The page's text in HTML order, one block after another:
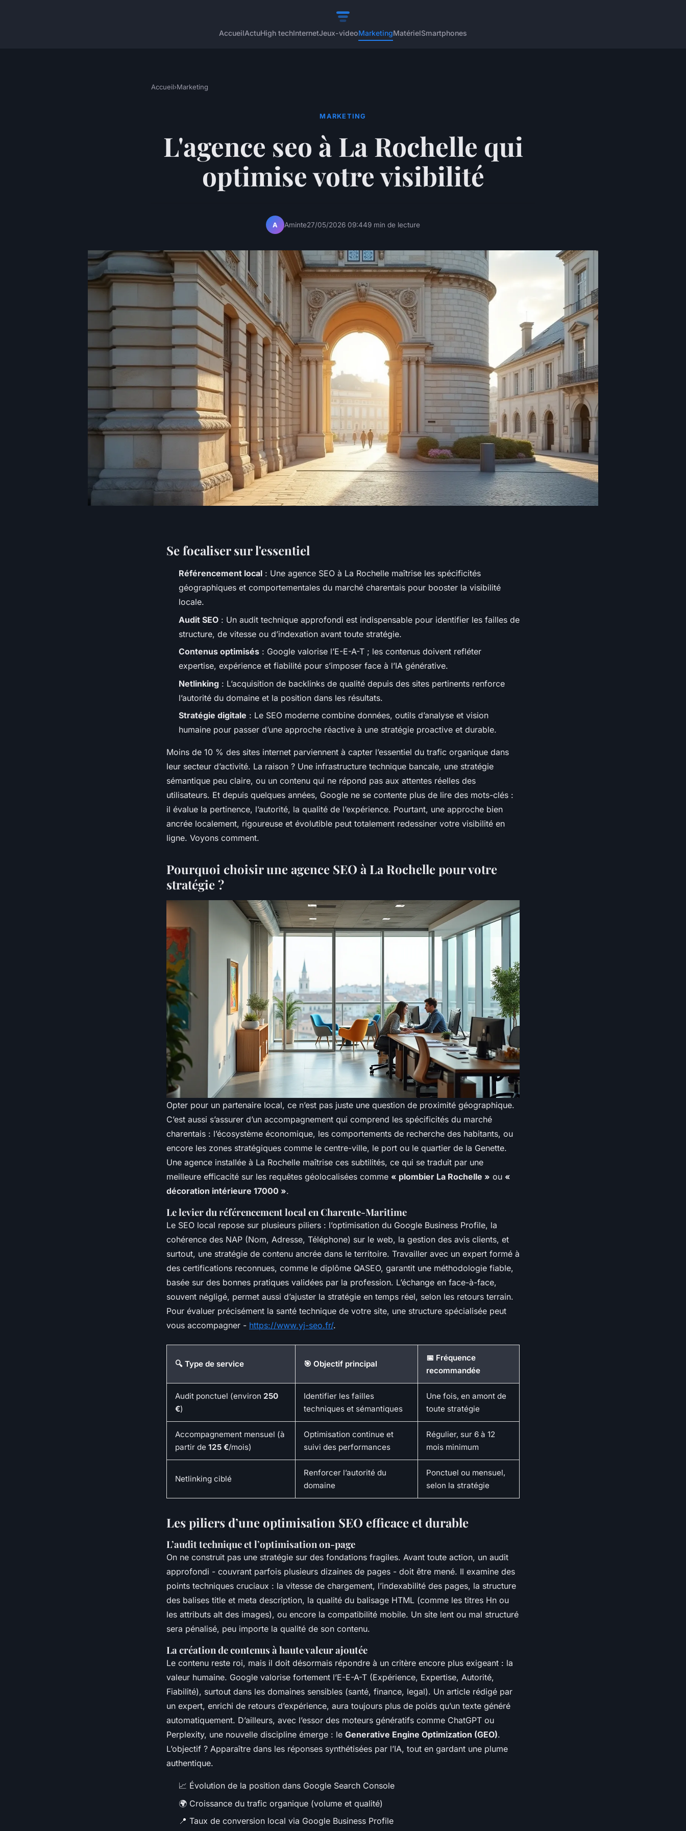
AccueilActuHigh techInternetJeux-videoMarketingMatérielSmartphones
Accueil›Marketing
MARKETING
L'agence seo à La Rochelle qui
optimise votre visibilité
A Aminte27/05/2026 09:449 min de lecture
Se focaliser sur l'essentiel
Référencement local : Une agence SEO à La Rochelle maîtrise les spécificités
géographiques et comportementales du marché charentais pour booster la visibilité
locale.
Audit SEO : Un audit technique approfondi est indispensable pour identifier les failles de
structure, de vitesse ou d’indexation avant toute stratégie.
Contenus optimisés : Google valorise l’E-E-A-T ; les contenus doivent refléter
expertise, expérience et fiabilité pour s’imposer face à l’IA générative.
Netlinking : L’acquisition de backlinks de qualité depuis des sites pertinents renforce
l’autorité du domaine et la position dans les résultats.
Stratégie digitale : Le SEO moderne combine données, outils d’analyse et vision
humaine pour passer d’une approche réactive à une stratégie proactive et durable.
Moins de 10 % des sites internet parviennent à capter l’essentiel du trafic organique dans
leur secteur d’activité. La raison ? Une infrastructure technique bancale, une stratégie
sémantique peu claire, ou un contenu qui ne répond pas aux attentes réelles des
utilisateurs. Et depuis quelques années, Google ne se contente plus de lire des mots-clés :
il évalue la pertinence, l’autorité, la qualité de l’expérience. Pourtant, une approche bien
ancrée localement, rigoureuse et évolutible peut totalement redessiner votre visibilité en
ligne. Voyons comment.
Pourquoi choisir une agence SEO à La Rochelle pour votre
stratégie ?
Opter pour un partenaire local, ce n’est pas juste une question de proximité géographique.
C’est aussi s’assurer d’un accompagnement qui comprend les spécificités du marché
charentais : l’écosystème économique, les comportements de recherche des habitants, ou
encore les zones stratégiques comme le centre-ville, le port ou le quartier de la Genette.
Une agence installée à La Rochelle maîtrise ces subtilités, ce qui se traduit par une
meilleure efficacité sur les requêtes géolocalisées comme « plombier La Rochelle » ou «
décoration intérieure 17000 ».
Le levier du référencement local en Charente-Maritime
Le SEO local repose sur plusieurs piliers : l’optimisation du Google Business Profile, la
cohérence des NAP (Nom, Adresse, Téléphone) sur le web, la gestion des avis clients, et
surtout, une stratégie de contenu ancrée dans le territoire. Travailler avec un expert formé à
des certifications reconnues, comme le diplôme QASEO, garantit une méthodologie fiable,
basée sur des bonnes pratiques validées par la profession. L’échange en face-à-face,
souvent négligé, permet aussi d’ajuster la stratégie en temps réel, selon les retours terrain.
Pour évaluer précisément la santé technique de votre site, une structure spécialisée peut
vous accompagner - https://www.yj-seo.fr/.
🔍 Type de service 🎯 Objectif principal
📅 Fréquence
recommandée
Audit ponctuel (environ 250
€)
Identifier les failles
techniques et sémantiques
Une fois, en amont de
toute stratégie
Accompagnement mensuel (à
partir de 125 €/mois)
Optimisation continue et
suivi des performances
Régulier, sur 6 à 12
mois minimum
Netlinking ciblé
Renforcer l’autorité du
domaine
Ponctuel ou mensuel,
selon la stratégie
Les piliers d’une optimisation SEO efficace et durable
L’audit technique et l’optimisation on-page
On ne construit pas une stratégie sur des fondations fragiles. Avant toute action, un audit
approfondi - couvrant parfois plusieurs dizaines de pages - doit être mené. Il examine des
points techniques cruciaux : la vitesse de chargement, l’indexabilité des pages, la structure
des balises title et meta description, la qualité du balisage HTML (comme les titres Hn ou
les attributs alt des images), ou encore la compatibilité mobile. Un site lent ou mal structuré
sera pénalisé, peu importe la qualité de son contenu.
La création de contenus à haute valeur ajoutée
Le contenu reste roi, mais il doit désormais répondre à un critère encore plus exigeant : la
valeur humaine. Google valorise fortement l’E-E-A-T (Expérience, Expertise, Autorité,
Fiabilité), surtout dans les domaines sensibles (santé, finance, legal). Un article rédigé par
un expert, enrichi de retours d’expérience, aura toujours plus de poids qu’un texte généré
automatiquement. D’ailleurs, avec l’essor des moteurs génératifs comme ChatGPT ou
Perplexity, une nouvelle discipline émerge : le Generative Engine Optimization (GEO).
L’objectif ? Apparaître dans les réponses synthétisées par l’IA, tout en gardant une plume
authentique.
📈 Évolution de la position dans Google Search Console
🌍 Croissance du trafic organique (volume et qualité)
📍 Taux de conversion local via Google Business Profile